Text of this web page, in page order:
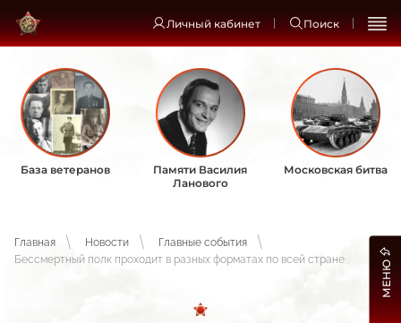
Личный кабинет Поиск
База ветеранов
Памяти Василия
Ланового
Московская битва
Главная Новости
Главные события
Бессмертный полк проходит в разных форматах по всей стране
МЕНЮ